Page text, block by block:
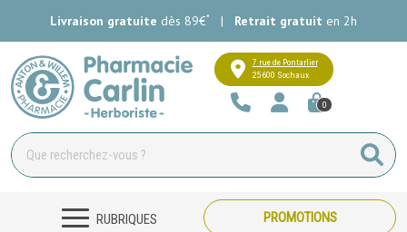
Livraison gratuite dès 89€* | Retrait gratuit en 2h
Pharmacie Carlin Votre
7 rue de Pontarlier
25600 Sochaux
0
RUBRIQUES PROMOTIONS